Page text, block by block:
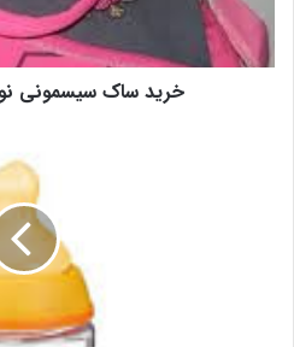
خرید ساک سیسمونی